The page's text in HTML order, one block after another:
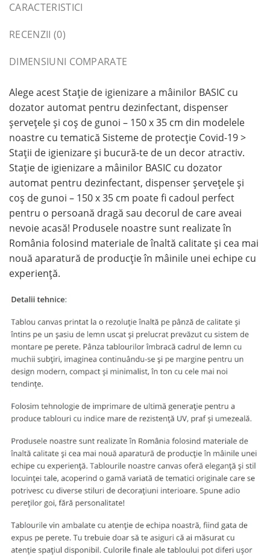
CARACTERISTICI
RECENZII (0)
DIMENSIUNI COMPARATE
Alege acest Stație de igienizare a mâinilor BASIC cu
dozator automat pentru dezinfectant, dispenser
șervețele și coș de gunoi – 150 x 35 cm din modelele
noastre cu tematică Sisteme de protecție Covid-19 >
Stații de igienizare și bucură-te de un decor atractiv.
Stație de igienizare a mâinilor BASIC cu dozator
automat pentru dezinfectant, dispenser șervețele și
coș de gunoi – 150 x 35 cm poate fi cadoul perfect
pentru o persoană dragă sau decorul de care aveai
nevoie acasă! Produsele noastre sunt realizate în
România folosind materiale de înaltă calitate și cea mai
nouă aparatură de producție în mâinile unei echipe cu
experiență.